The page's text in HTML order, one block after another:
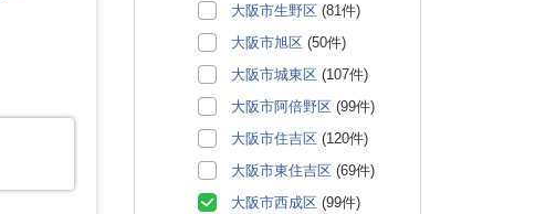
大阪市生野区 (81件)
大阪市旭区 (50件)
大阪市城東区 (107件)
大阪市阿倍野区 (99件)
大阪市住吉区 (120件)
大阪市東住吉区 (69件)
大阪市西成区 (99件)